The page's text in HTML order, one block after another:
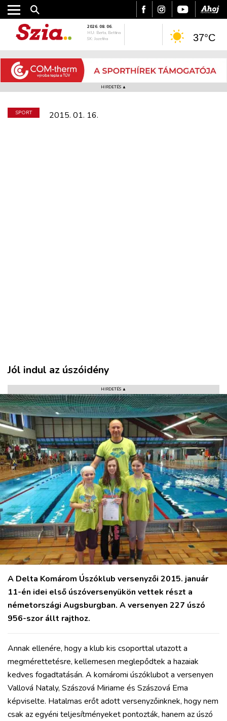
MIX
2026. 08. 06.
HU: Berta, Bettina
SK: Jozefína
37°C
HIRDETÉS ▲
SPORT 2015. 01. 16.
Jól indul az úszóidény
HIRDETÉS ▲
A Delta Komárom Úszóklub versenyzői 2015. január
11-én idei első úszóversenyükön vettek részt a
németországi Augsburgban. A versenyen 227 úszó
956-szor állt rajthoz.
Annak ellenére, hogy a klub kis csoporttal utazott a
megmérettetésre, kellemesen meglepődtek a hazaiak
kedves fogadtatásán. A komáromi úszóklubot a versenyen
Vallová Nataly, Szászová Miriame és Szászová Ema
képviselte. Hatalmas erőt adott versenyzőinknek, hogy nem
csak az egyéni teljesítményeket pontozták, hanem az úszó